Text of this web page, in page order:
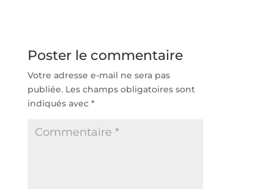
Poster le commentaire
Votre adresse e-mail ne sera pas
publiée. Les champs obligatoires sont
indiqués avec *